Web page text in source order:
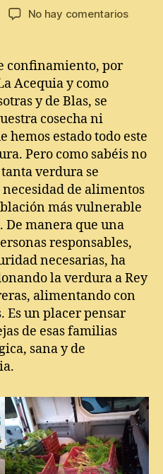
No hay comentariosen
confinamiento, por
Acequia y como
y de Blas, se
cosecha ni
hemos estado todo este
Pero como sabéis no
verdura se
de alimentos
más vulnerable
De manera que una
responsables,
necesarias, ha
la verdura a Rey
alimentando con
Es un placer pensar
de esas familias
sana y de